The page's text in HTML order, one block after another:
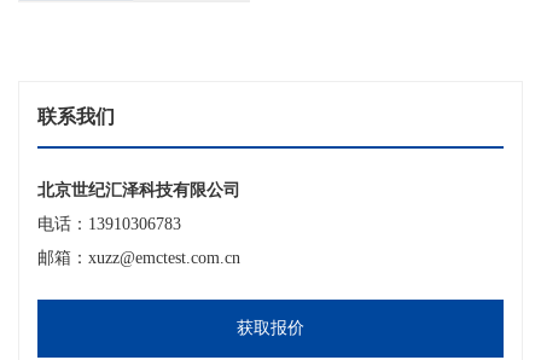
联系我们
北京世纪汇泽科技有限公司
电话：13910306783
邮箱：xuzz@emctest.com.cn
获取报价